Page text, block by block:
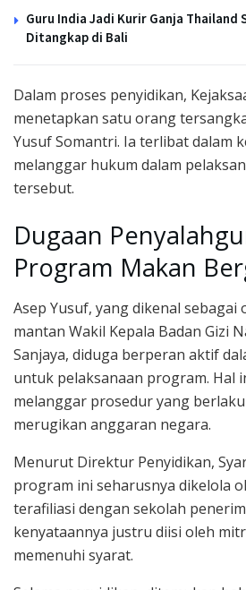
Guru India Jadi Kurir Ganja Thailand
Ditangkap di Bali
Dalam proses penyidikan,
menetapkan satu orang
Yusuf Somantri. Ia terlibat dalam
melanggar hukum dalam
tersebut.
Dugaan
Program Makan
Asep Yusuf, yang dikenal sebagai
mantan Wakil Kepala Badan Gizi
Sanjaya, diduga berperan aktif
untuk pelaksanaan program. Hal
melanggar prosedur yang
merugikan anggaran negara.
Menurut Direktur Penyidikan,
program ini seharusnya dikelola
terafiliasi dengan sekolah
kenyataannya justru diisi oleh
memenuhi syarat.